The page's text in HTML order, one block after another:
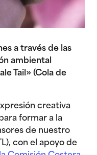
a través de las
ambiental
Tail» (Cola de
creativa
formar a la
de nuestro
con el apoyo de